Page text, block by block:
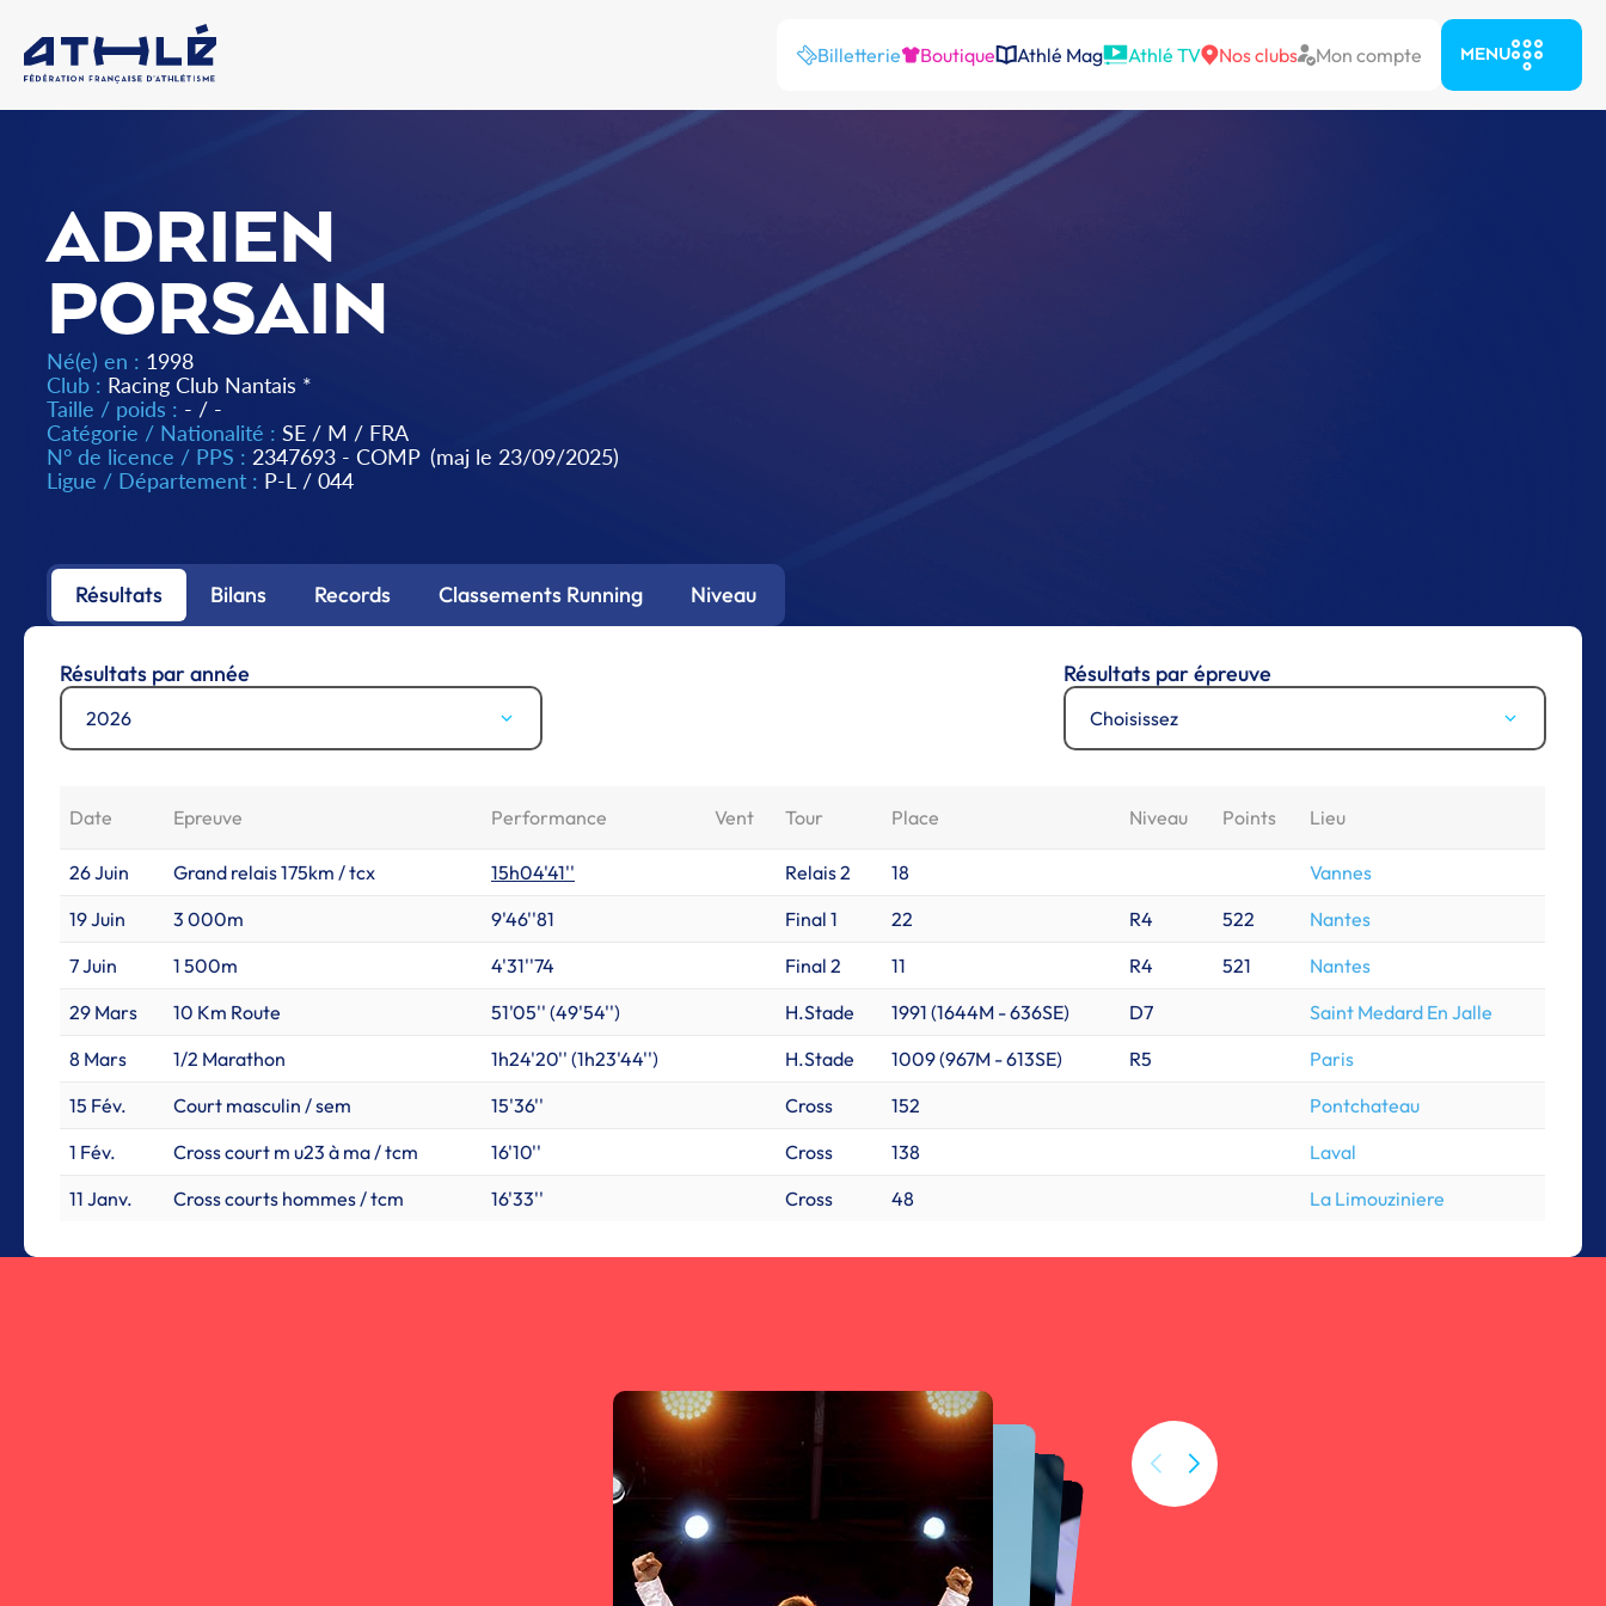
Billetterie Boutique Athlé Mag Athlé TV Nos clubs Mon compte MENU
ADRIEN
PORSAIN
Né(e) en : 1998
Club : Racing Club Nantais *
Taille / poids : - / -
Catégorie / Nationalité : SE / M / FRA
N° de licence / PPS : 2347693 - COMP (maj le 23/09/2025)
Ligue / Département : P-L / 044
Résultats Bilans Records Classements Running Niveau
Résultats par année
2026
Résultats par épreuve
Choisissez
Date Epreuve Performance Vent Tour Place Niveau Points Lieu
26 Juin Grand relais 175km / tcx 15h04'41'' Relais 2 18
Vannes
19 Juin
3 000m 9'46''81 Final 1 22 R4 522
Nantes
7 Juin
1 500m 4'31''74 Final 2 11 R4 521
Nantes
29 Mars
10 Km Route 51'05'' (49'54'') H.Stade 1991 (1644M -636SE) D7
Saint Medard En Jalle
8 Mars
1/2 Marathon 1h24'20'' (1h23'44'') H.Stade 1009 (967M -613SE) R5
Paris
15 Fév.
Court masculin / sem 15'36'' Cross 152
Pontchateau
1 Fév.
Cross court m u23 à ma / tcm 16'10'' Cross 138
Laval
11 Janv.
Cross courts hommes / tcm 16'33'' Cross 48 La Limouziniere